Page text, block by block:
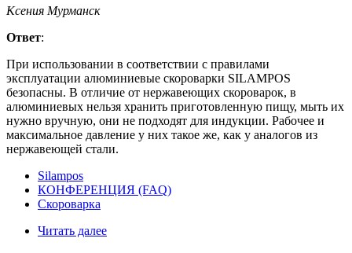
Ксения Мурманск
Ответ:
При использовании в соответствии с правилами
эксплуатации алюминиевые скороварки SILAMPOS
безопасны. В отличие от нержавеющих скороварок, в
алюминиевых нельзя хранить приготовленную пищу, мыть их
нужно вручную, они не подходят для индукции. Рабочее и
максимальное давление у них такое же, как у аналогов из
нержавеющей стали.
Silampos
КОНФЕРЕНЦИЯ (FAQ)
Скороварка
Читать далее